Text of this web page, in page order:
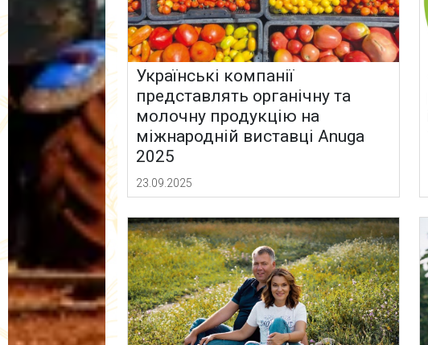
Українські компанії
представлять органічну та
молочну продукцію на
міжнародній виставці Anuga
2025
23.09.2025